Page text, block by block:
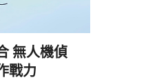
無人機偵
戰力